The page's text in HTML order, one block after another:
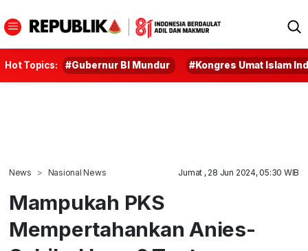
Hot Topics: #Gubernur BI Mundur #Kongres Umat Islam
News Nasional News Jumat , 28 Jun 2024, 05:30 WIB
Mampukah PKS
Mempertahankan Anies-